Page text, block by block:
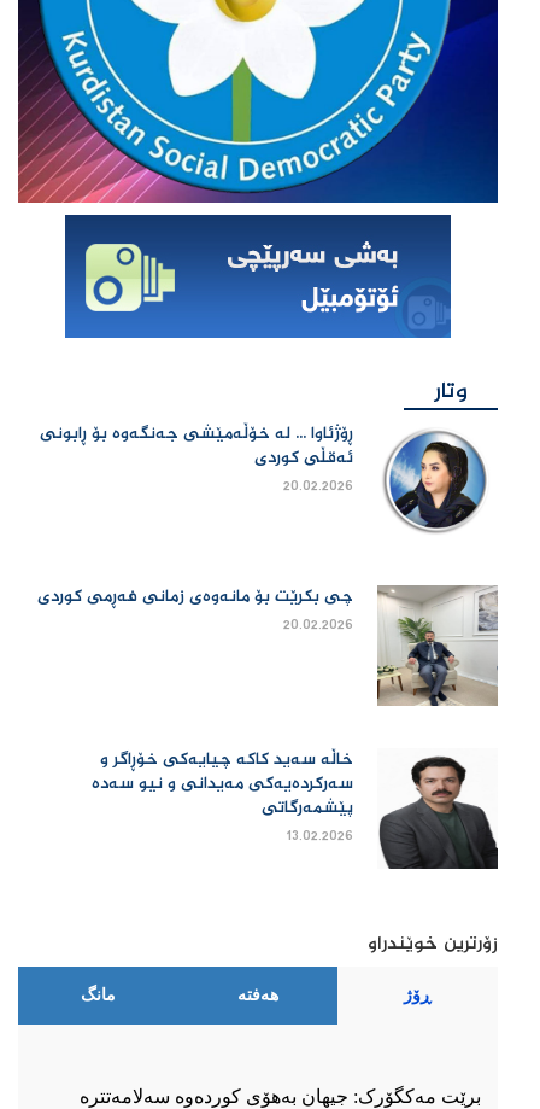
وتار
ڕۆژئاوا ... لە خۆڵەمێشی جەنگەوە بۆ ڕابونی
ئەقڵی کوردی
20.02.2026
چی بكرێت بۆ مانەوەی زمانی فەڕمی كوردی
20.02.2026
خاڵە سەید کاکە چیایەکی خۆڕاگر و
سەرکردەیەکی مەیدانی و نیو سەدە
پێشمەرگاتی
13.02.2026
زۆرترین خوێندراو
ڕۆژ هەفتە مانگ
برێت مەکگۆرک: جیهان بەهۆی کوردەوە سەلامەتترە